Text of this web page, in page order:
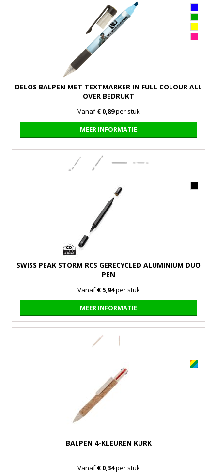
DELOS BALPEN MET TEXTMARKER IN FULL COLOUR ALL
OVER BEDRUKT
Vanaf€ 0,89per stuk
MEER INFORMATIE
SWISS PEAK STORM RCS GERECYCLED ALUMINIUM DUO
PEN
Vanaf€ 5,94per stuk
MEER INFORMATIE
BALPEN 4-KLEUREN KURK
Vanaf€ 0,34per stuk